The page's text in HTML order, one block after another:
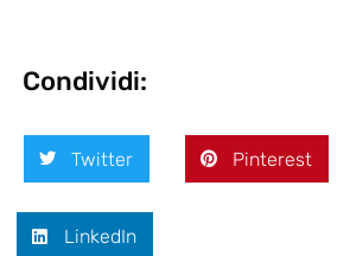
Condividi:
Twitter Pinterest
LinkedIn